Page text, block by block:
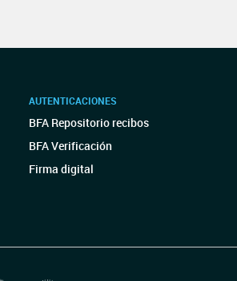
AUTENTICACIONES
BFA Repositorio recibos
BFA Verificación
Firma digital